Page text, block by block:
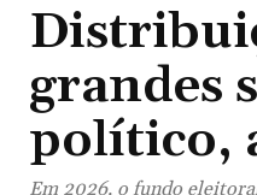
grandes
político,
Em 2026, o fundo